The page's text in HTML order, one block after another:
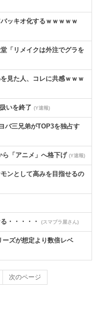
ッキオ化するｗｗｗｗｗ
「リメイクは外注でグラを
見た人、コレに共感ｗｗｗ
いを終了 (Y速報)
バ三兄弟がTOP3を独占す
ら「アニメ」へ格下げ (Y速報)
ンとして高みを目指せるの
・・・・・ (スマブラ屋さん)
ズが想定より数倍レベ
次のページ